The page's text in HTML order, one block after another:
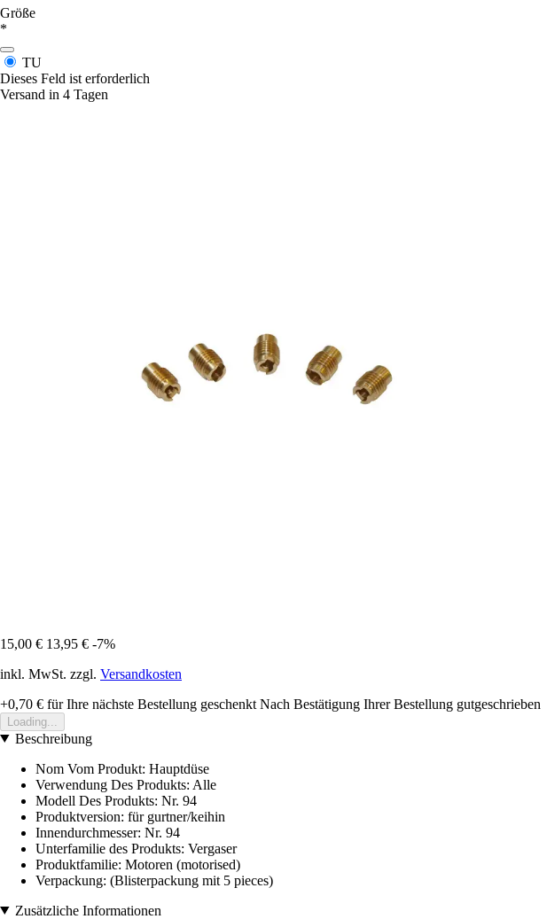
Größe
*
TU
Dieses Feld ist erforderlich
Versand in 4 Tagen
15,00 € 13,95 € -7%
inkl. MwSt. zzgl. Versandkosten
+0,70 € für Ihre nächste Bestellung geschenkt Nach Bestätigung Ihrer Bestellung gutgeschrieben
Loading...
Beschreibung
Nom Vom Produkt: Hauptdüse
Verwendung Des Produkts: Alle
Modell Des Produkts: Nr. 94
Produktversion: für gurtner/keihin
Innendurchmesser: Nr. 94
Unterfamilie des Produkts: Vergaser
Produktfamilie: Motoren (motorised)
Verpackung: (Blisterpackung mit 5 pieces)
Zusätzliche Informationen